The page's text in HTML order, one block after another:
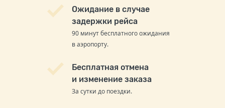
Ожидание в случае
задержки рейса
90 минут бесплатного ожидания
в аэропорту.
Бесплатная отмена
и изменение заказа
За сутки до поездки.